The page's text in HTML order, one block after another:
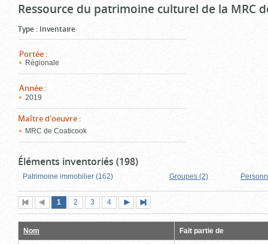
Ressource du patrimoine culturel de la MRC
Type : Inventaire
Portée :
Régionale
Année :
2019
Maître d'oeuvre :
MRC de Coaticook
Éléments inventoriés (198)
Patrimoine immobilier (162) Groupes (2)
Première
page
Page
précédente
Page
1 (page
actuelle)
Page
2 Page
3 Page
4
suivante
page
Nom Fait partie de